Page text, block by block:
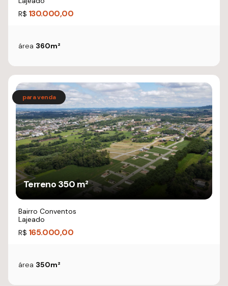
R$ 130.000,00
área 360m²
Terreno 350 m²
Bairro Conventos
Lajeado
R$ 165.000,00
área 350m²